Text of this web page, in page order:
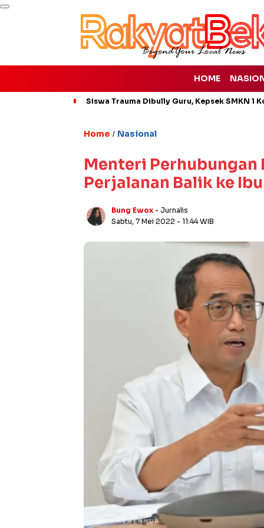
HOME
Siswa Trauma Dibully Guru, Kepsek SMKN 1
Home / Nasional
Menteri Perhubungan
Perjalanan Balik ke
Bung Ewox - Jurnalis
Sabtu, 7 Mei 2022 - 11:44 WIB